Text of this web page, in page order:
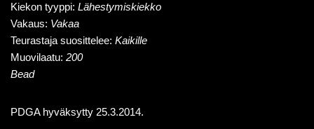
Kiekon tyyppi: Lähestymiskiekko
Vakaus: Vakaa
Teurastaja suosittelee: Kaikille
Muovilaatu: 200
Bead
PDGA hyväksytty 25.3.2014.